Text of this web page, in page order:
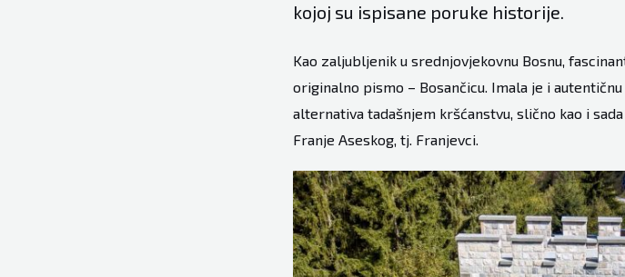
kojoj su ispisane poruke historije.
Kao zaljubljenik u srednjovjekovnu Bosnu,
originalno pismo – Bosančicu. Imala je i
alternativa tadašnjem kršćanstvu, slično kao i
Franje Aseskog, tj. Franjevci.